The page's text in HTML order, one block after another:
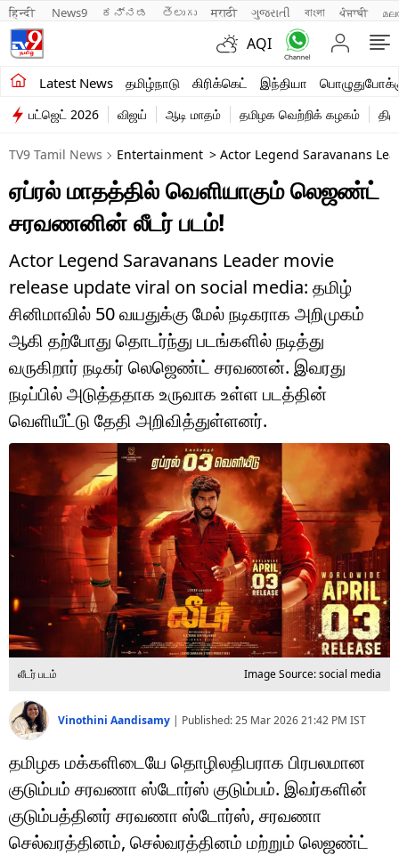
हिन्दी News9 ಕನ್ನಡ తెలుగు मराठी ગુજરાતી বাংলা ਪੰਜਾਬੀ
AQI
Latest News தமிழ்நாடு கிரிக்கெட் இந்தியா
சமீபத்திய செய்திகள்
தமிழ்நாடு
இந்தியா
உலகம்
விளையாட்டு
பொழுதுபோக்கு
லைஃப்ஸ்டைல்
வணிகம்
டெக்னாலஜி
ஆன்மீகம்
வைரல்
ஹெஃல்த்
ஷார்ட் வீடியோஸ்
வலை கதைகள்
போட்டோ கேலரி
பட்ஜெட் 2026 விஜய் ஆடி மாதம் தமிழக வெற்றிக் கழகம்
TV9 Tamil News Entertainment > Actor Legend Saravanans
ஏப்ரல் மாதத்தில் வெளியாகும் லெஜண்ட்
சரவணனின் லீடர் படம்!
Actor Legend Saravanans Leader movie
release update viral on social media: தமிழ்
சினிமாவில் 50 வயதுக்கு மேல் நடிகராக அறிமுகம்
ஆகி தற்போது தொடர்ந்து படங்களில் நடித்து
வருகிறார் நடிகர் லெஜெண்ட் சரவணன். இவரது
நடிப்பில் அடுத்ததாக உருவாக உள்ள படத்தின்
வெளியீட்டு தேதி அறிவித்துள்ளனர்.
லீடர் படம் Image Source: social media
Vinothini Aandisamy | Published:25 Mar 2026 21:42 PM IST
தமிழக மக்களிடையே தொழிலதிபராக பிரபலமான
குடும்பம் சரவணா ஸ்டோர்ஸ் குடும்பம். இவர்களின்
குடும்பத்தினர் சரவணா ஸ்டோர்ஸ், சரவணா
செல்வரத்தினம், செல்வரத்தினம் மற்றும் லெஜண்ட்